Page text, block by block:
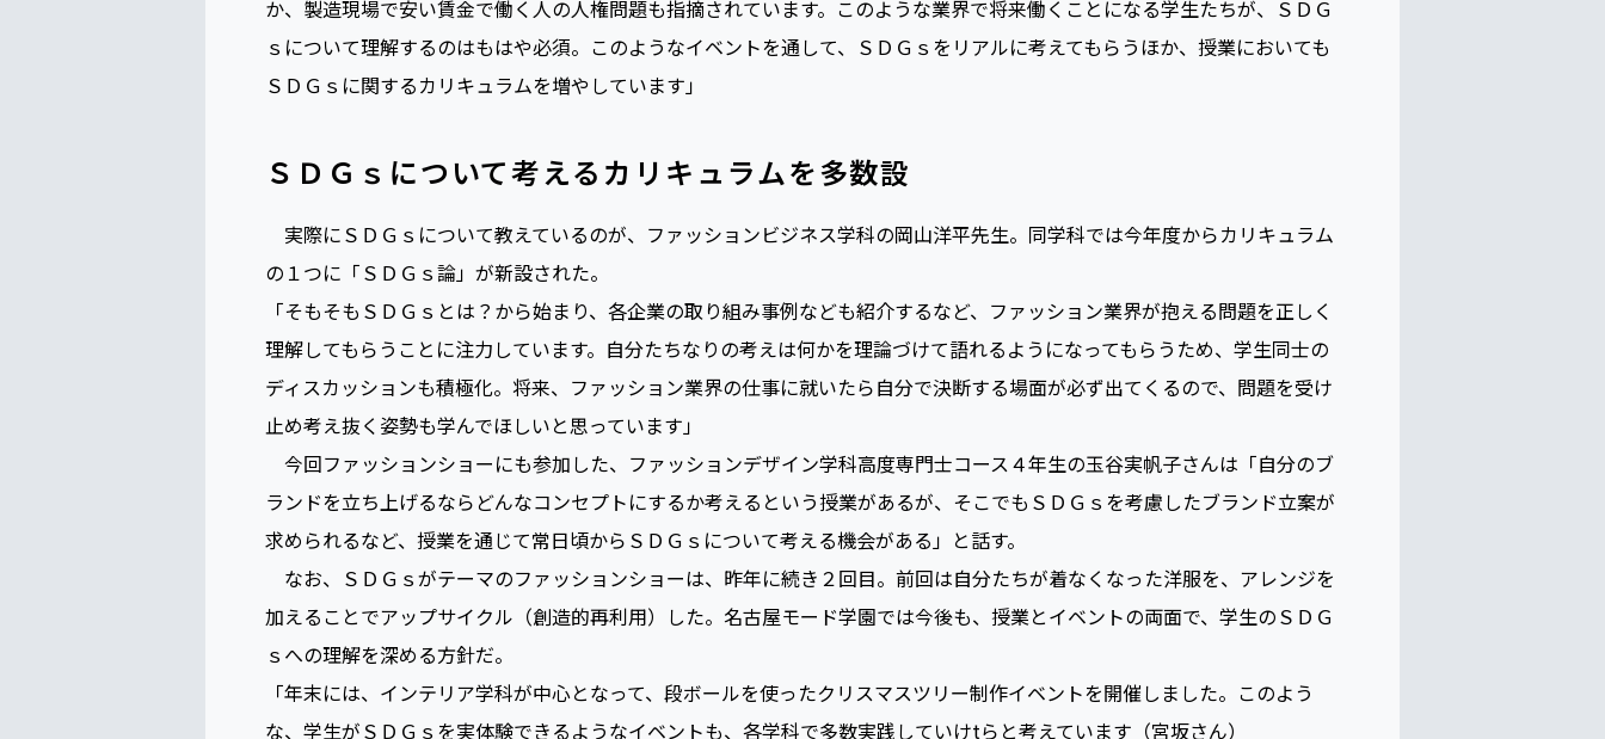
大限生かすには、真四角にパターン（型紙）を引かねばならないが、ギャザーを寄せたりさまざまな生地を組み合わせたりし
て、個性的な作品を作り上げた。
管理部の宮坂隼己さんは今回の取り組みについてこう話す。
か、製造現場で安い賃金で働く人の人権問題も指摘されています。このような業界で将来働くことになる学生たちが、ＳＤＧ
ＳＤＧｓに関するカリキュラムを増やしています」
ＳＤＧｓについて考えるカリキュラムを多数設
実際にＳＤＧｓについて教えているのが、ファッションビジネス学科の岡山洋平先生。同学科では今年度からカリキュラム
の１つに「ＳＤＧｓ論」が新設された。
「そもそもＳＤＧｓとは？から始まり、各企業の取り組み事例なども紹介するなど、ファッション業界が抱える問題を正しく
理解してもらうことに注力しています。自分たちなりの考えは何かを理論づけて語れるようになってもらうため、学生同士の
ディスカッションも積極化。将来、ファッション業界の仕事に就いたら自分で決断する場面が必ず出てくるので、問題を受け
止め考え抜く姿勢も学んでほしいと思っています」
今回ファッションショーにも参加した、ファッションデザイン学科高度専門士コース４年生の玉谷実帆子さんは「自分のブ
ランドを立ち上げるならどんなコンセプトにするか考えるという授業があるが、そこでもＳＤＧｓを考慮したブランド立案が
求められるなど、授業を通じて常日頃からＳＤＧｓについて考える機会がある」と話す。
なお、ＳＤＧｓがテーマのファッションショーは、昨年に続き２回目。前回は自分たちが着なくなった洋服を、アレンジを